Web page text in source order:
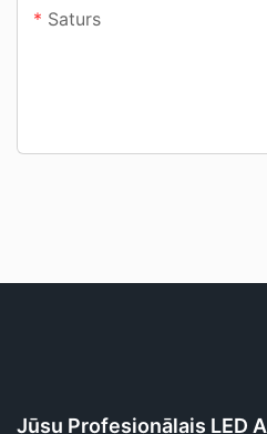
Saturs
Jūsu Profesionālais LED